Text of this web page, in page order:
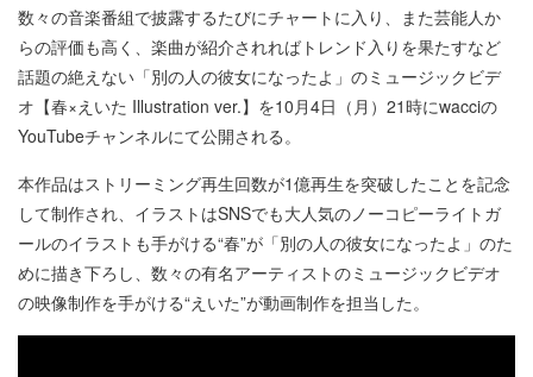
数々の音楽番組で披露するたびにチャートに入り、また芸能人か
らの評価も高く、楽曲が紹介されればトレンド入りを果たすなど
話題の絶えない「別の人の彼女になったよ」のミュージックビデ
オ【春×えいた Illustration ver.】を10月4日（月）21時にwacciの
YouTubeチャンネルにて公開される。
本作品はストリーミング再生回数が1億再生を突破したことを記念
して制作され、イラストはSNSでも大人気のノーコピーライトガ
ールのイラストも手がける“春”が「別の人の彼女になったよ」のた
めに描き下ろし、数々の有名アーティストのミュージックビデオ
の映像制作を手がける“えいた”が動画制作を担当した。